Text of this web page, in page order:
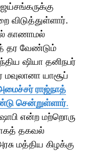
விடுத்துள்ளார்.
காணாமல்
தர வேண்டும்
ஷியா தனிநபர்
யாசூப்
ராஜ்நாத்
சென்றுள்ளார்.
என்ற மற்றொரு
தகவல்
மத்திய கிழக்கு